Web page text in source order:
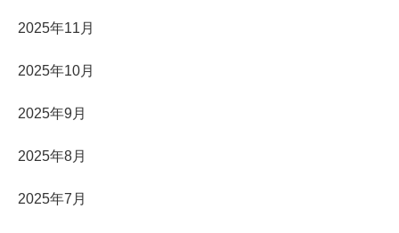
2025年11月
2025年10月
2025年9月
2025年8月
2025年7月